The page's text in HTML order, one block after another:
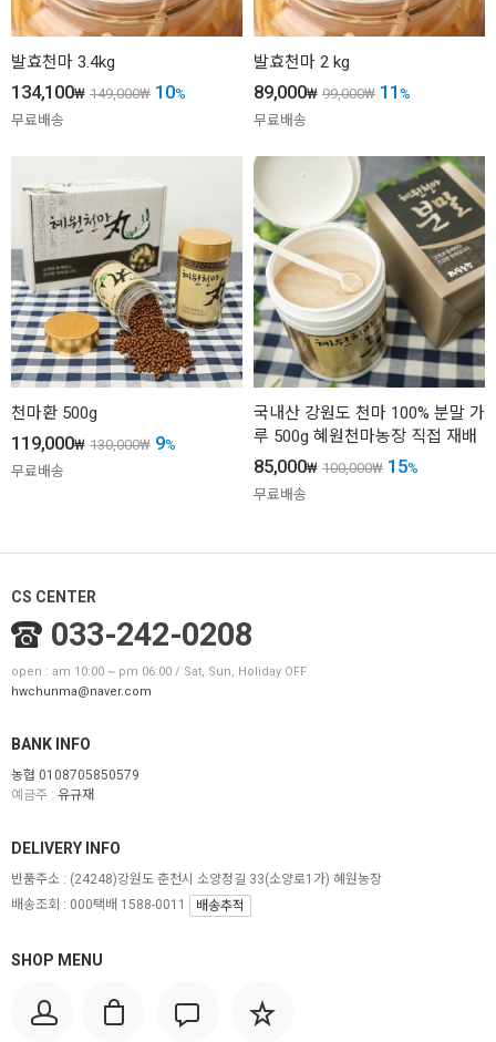
발효천마 3.4kg
134,100₩ 149,000₩ 10%
무료배송
발효천마 2 kg
89,000₩ 99,000₩ 11 %
무료배송
천마환 500g
119,000₩ 130,000₩ 9%
무료배송
국내산 강원도 천마 100% 분말 가
루 500g 혜원천마농장 직접 재배
85,000₩ 100,000₩ 15%
무료배송
CS CENTER
033-242-0208
open : am 10:00 ~ pm 06:00 / Sat, Sun, Holiday OFF
hwchunma@naver.com
BANK INFO
농협 0108705850579
예금주 : 유규재
SHOP MENU
DELIVERY INFO
반품주소 : (24248)강원도 춘천시 소양정길 33(소양로1가) 혜원농장
배송조회 : 000택배 1588-0011
배송추적